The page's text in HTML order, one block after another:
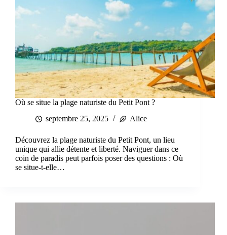
Où se situe la plage naturiste du Petit Pont ?
septembre 25, 2025
Alice
Découvrez la plage naturiste du Petit Pont, un lieu
unique qui allie détente et liberté. Naviguer dans ce
coin de paradis peut parfois poser des questions : Où
se situe-t-elle…